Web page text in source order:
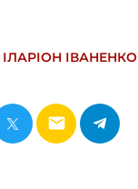
ІЛАРІОН ІВАНЕНКО
email